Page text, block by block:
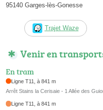
95140 Garges-lès-Gonesse
Trajet Waze
Venir en
En tram
Ligne T11, à 841 m
Arrêt Stains la Cerisaie - 1 Allée des
Ligne T11, à 841 m